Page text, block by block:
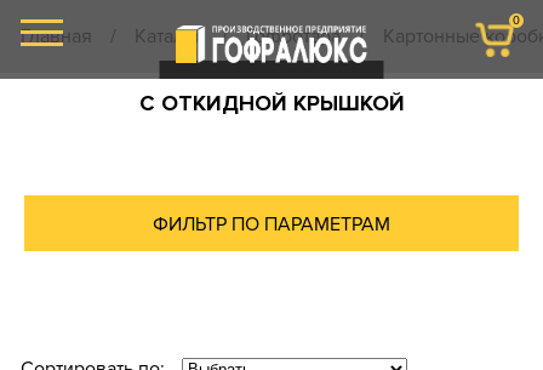
Главная / Каталог / Гофротара / Картонные
С ОТКИДНОЙ КРЫШКОЙ
ФИЛЬТР ПО ПАРАМЕТРАМ